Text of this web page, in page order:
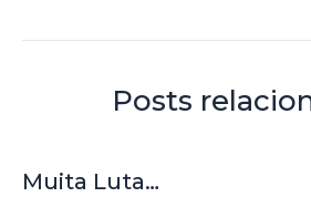
Posts
Muita Luta…